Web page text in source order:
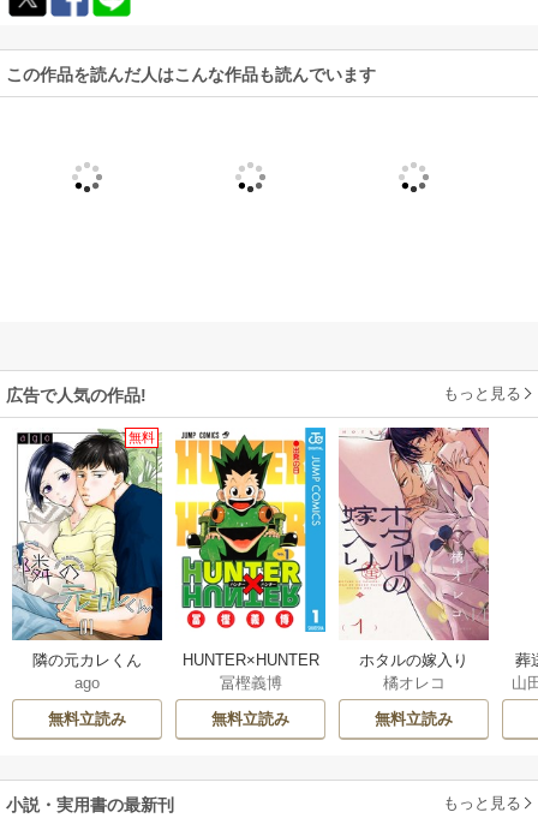
この作品を読んだ人はこんな作品も読んでいます
広告で人気の作品! もっと見る
無料
隣の元カレくん
ago
無料立読み
HUNTER×HUNTER
モノクロ版
冨樫義博
無料立読み
ホタルの嫁入り
橘オレコ
無料立読み
葬
山
小説・実用書の最新刊 もっと見る